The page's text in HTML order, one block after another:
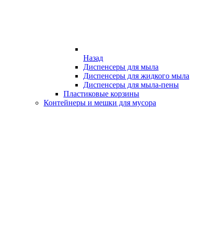
Назад
Диспенсеры для мыла
Диспенсеры для жидкого мыла
Диспенсеры для мыла-пены
Пластиковые корзины
Контейнеры и мешки для мусора